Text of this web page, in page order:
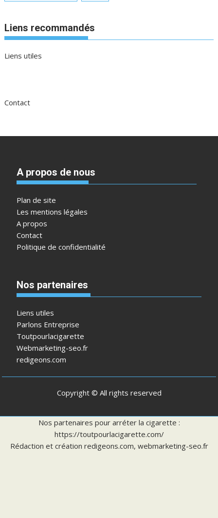
Liens recommandés
Liens utiles
Contact
A propos de nous
Plan de site
Les mentions légales
A propos
Contact
Politique de confidentialité
Nos partenaires
Liens utiles
Parlons Entreprise
Toutpourlacigarette
Webmarketing-seo.fr
redigeons.com
Copyright © All rights reserved
Nos partenaires pour arréter la cigarette :
https://toutpourlacigarette.com/
Rédaction et création redigeons.com, webmarketing-seo.fr